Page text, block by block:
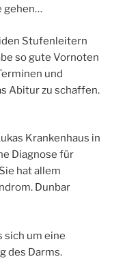
gehen…
Stufenleitern
so gute Vornoten
und
Abitur zu schaffen.
Krankenhaus in
Diagnose für
hat allem
Dunbar
sich um eine
des Darms.